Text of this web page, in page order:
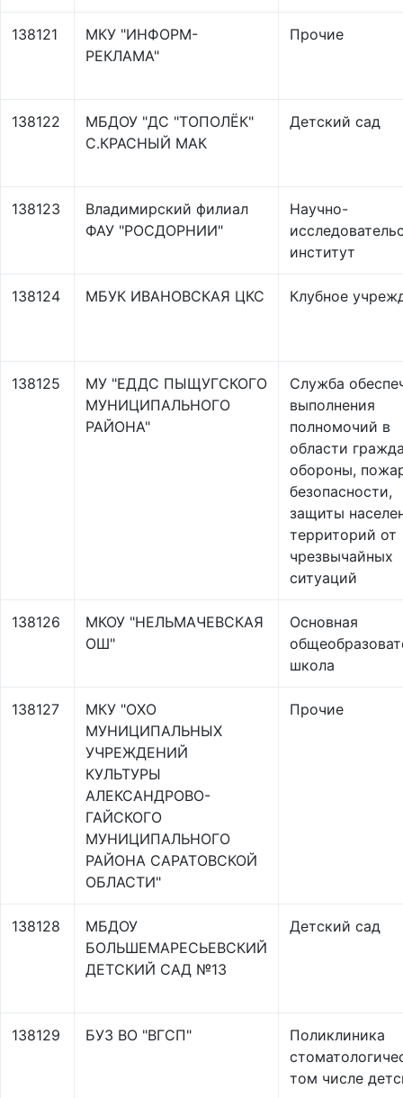
138121
МКУ "ИНФОРМ-
РЕКЛАМА"
Прочие
138122
МБДОУ "ДС "ТОПОЛЁК"
С.КРАСНЫЙ МАК
Детский сад
138123
Владимирский филиал
ФАУ "РОСДОРНИИ"
Научно-
институт
138124 МБУК ИВАНОВСКАЯ ЦКС Клубное
138125
МУ "ЕДДС ПЫЩУГСКОГО
МУНИЦИПАЛЬНОГО
РАЙОНА"
Служба
выполнения
полномочий в
области
обороны,
безопасности,
защиты
территорий от
чрезвычайных
ситуаций
138126
МКОУ "НЕЛЬМАЧЕВСКАЯ
ОШ"
Основная
школа
138127
МКУ "ОХО
МУНИЦИПАЛЬНЫХ
УЧРЕЖДЕНИЙ
КУЛЬТУРЫ
АЛЕКСАНДРОВО-
ГАЙСКОГО
МУНИЦИПАЛЬНОГО
РАЙОНА САРАТОВСКОЙ
ОБЛАСТИ"
Прочие
138128
МБДОУ
БОЛЬШЕМАРЕСЬЕВСКИЙ
ДЕТСКИЙ САД №13
Детский сад
138129 БУЗ ВО "ВГСП"
Поликлиника
том числе